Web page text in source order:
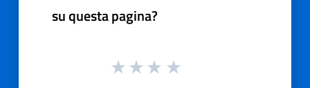
su questa pagina?